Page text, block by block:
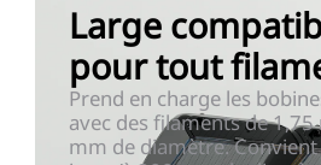
Large
pour tout
Prend en charge les
avec des filaments de
mm de diamètre.